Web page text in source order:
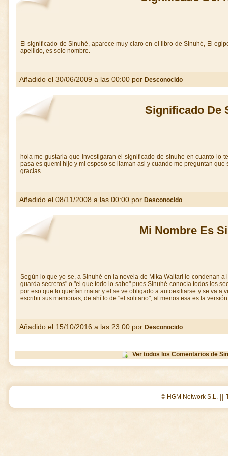
El significado de Sinuhé, aparece muy claro en el libro de Sinuhé, El
apellido, es solo nombre.
Añadido el 30/06/2009 a las 00:00 por Desconocido
Significado De
hola me gustaria que investigaran el significado de sinuhe en cuanto lo
pasa es quemi hijo y mi esposo se llaman asi y cuando me preguntan que
gracias
Añadido el 08/11/2008 a las 00:00 por Desconocido
Mi Nombre Es
Según lo que yo se, a Sinuhé en la novela de Mika Waltari lo condenan
guarda secretos" o "el que todo lo sabe" pues Sinuhé conocía todos los
por eso que lo querían matar y el se ve obligado a autoexiliarse y se va a
escribir sus memorias, de ahí lo de "el solitario", al menos esa es la
Añadido el 15/10/2016 a las 23:00 por Desconocido
Ver todos los Comentarios de
© HGM Network S.L. ||